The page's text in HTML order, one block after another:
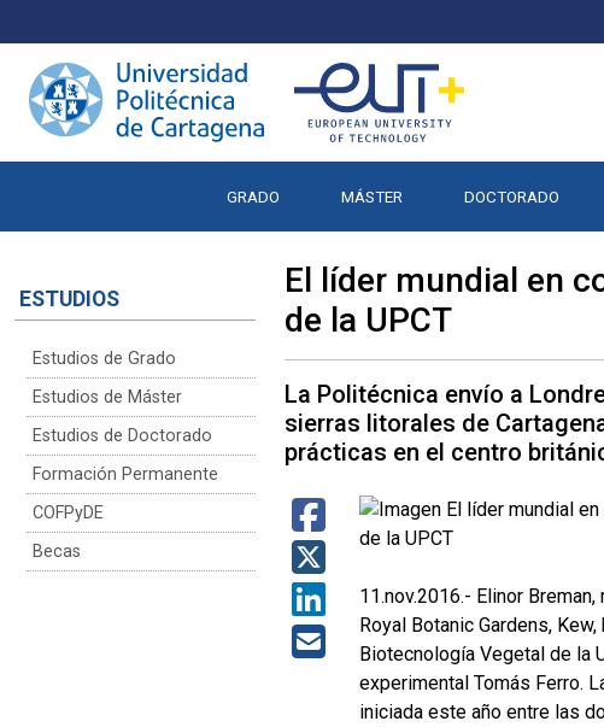
GRADO MÁSTER DOCTORADO
ESTUDIOS
Estudios de Grado
Estudios de Máster
Estudios de Doctorado
Formación Permanente
COFPyDE
Becas
El líder mundial en
de la UPCT
La Politécnica envío a
sierras litorales de
prácticas en el centro
11.nov.2016.- Elinor
Royal Botanic Gardens,
Biotecnología Vegetal de la
experimental Tomás Ferro.
iniciada este año entre las